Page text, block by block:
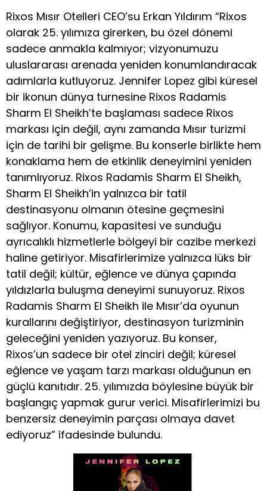
Rixos Mısır Otelleri CEO’su Erkan Yıldırım “Rixos
olarak 25. yılımıza girerken, bu özel dönemi
sadece anmakla kalmıyor; vizyonumuzu
uluslararası arenada yeniden konumlandıracak
adımlarla kutluyoruz. Jennifer Lopez gibi küresel
bir ikonun dünya turnesine Rixos Radamis
Sharm El Sheikh’te başlaması sadece Rixos
markası için değil, aynı zamanda Mısır turizmi
için de tarihi bir gelişme. Bu konserle birlikte hem
konaklama hem de etkinlik deneyimini yeniden
tanımlıyoruz. Rixos Radamis Sharm El Sheikh,
Sharm El Sheikh’in yalnızca bir tatil
destinasyonu olmanın ötesine geçmesini
sağlıyor. Konumu, kapasitesi ve sunduğu
ayrıcalıklı hizmetlerle bölgeyi bir cazibe merkezi
haline getiriyor. Misafirlerimize yalnızca lüks bir
tatil değil; kültür, eğlence ve dünya çapında
yıldızlarla buluşma deneyimi sunuyoruz. Rixos
Radamis Sharm El Sheikh ile Mısır’da oyunun
kurallarını değiştiriyor, destinasyon turizminin
geleceğini yeniden yazıyoruz. Bu konser,
Rixos’un sadece bir otel zinciri değil; küresel
eğlence ve yaşam tarzı markası olduğunun en
güçlü kanıtıdır. 25. yılımızda böylesine büyük bir
başlangıç yapmak gurur verici. Misafirlerimizi bu
benzersiz deneyimin parçası olmaya davet
ediyoruz” ifadesinde bulundu.